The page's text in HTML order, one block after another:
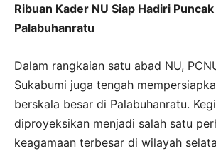
Ribuan Kader NU Siap Hadiri
Palabuhanratu
Dalam rangkaian satu abad NU,
Sukabumi juga tengah
berskala besar di Palabuhanratu.
diproyeksikan menjadi salah satu
keagamaan terbesar di wilayah